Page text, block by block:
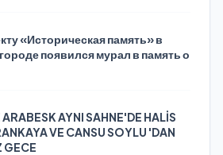
«Историческая память» в
появился мурал в память о
AYNI SAHNE'DE HALİS
VE CANSU SOYLU 'DAN
GECE